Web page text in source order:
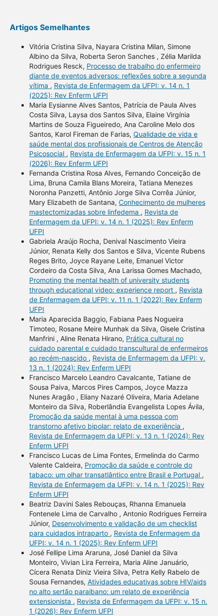
Artigos Semelhantes
Vitória Cristina Silva, Nayara Cristina Milan, Simone
Albino da Silva, Roberta Seron Sanches , Zélia Marilda
Rodrigues Resck, Processo de trabalho do enfermeiro
diante de eventos adversos: reflexões sobre a segunda
vítima , Revista de Enfermagem da UFPI: v. 14 n. 1
(2025): Rev Enferm UFPI
Maria Eysianne Alves Santos, Patrícia de Paula Alves
Costa Silva, Laysa dos Santos Silva, Elaine Virgínia
Martins de Souza Figueiredo, Ana Caroline Melo dos
Santos, Karol Fireman de Farias, Qualidade de vida e
saúde mental dos profissionais de Centros de Atenção
Psicosocial , Revista de Enfermagem da UFPI: v. 15 n. 1
(2026): Rev Enferm UFPI
Fernanda Cristina Rosa Alves, Fernando Conceição de
Lima, Bruna Camila Blans Moreira, Tatiana Menezes
Noronha Panzetti, Antônio Jorge Silva Corrêa Júnior,
Mary Elizabeth de Santana, Conhecimento de mulheres
mastectomizadas sobre linfedema , Revista de
Enfermagem da UFPI: v. 14 n. 1 (2025): Rev Enferm
UFPI
Gabriela Araújo Rocha, Denival Nascimento Vieira
Júnior, Renata Kelly dos Santos e Silva, Vicente Rubens
Reges Brito, Joyce Rayane Leite, Emanuel Victor
Cordeiro da Costa Silva, Ana Larissa Gomes Machado,
Promoting the mental health of university students
through educational video: experience report , Revista
de Enfermagem da UFPI: v. 11 n. 1 (2022): Rev Enferm
UFPI
Maria Aparecida Baggio, Fabiana Paes Nogueira
Timoteo, Rosane Meire Munhak da Silva, Gisele Cristina
Manfrini , Aline Renata Hirano, Prática cultural no
cuidado parental e cuidado transcultural de enfermeiros
ao recém-nascido , Revista de Enfermagem da UFPI: v.
13 n. 1 (2024): Rev Enferm UFPI
Francisco Marcelo Leandro Cavalcante, Tatiane de
Sousa Paiva, Marcos Pires Campos, Joyce Mazza
Nunes Aragão , Eliany Nazaré Oliveira, Maria Adelane
Monteiro da Silva, Roberlândia Evangelista Lopes Ávila,
Promoção da saúde mental à uma pessoa com
transtorno afetivo bipolar: relato de experiência ,
Revista de Enfermagem da UFPI: v. 13 n. 1 (2024): Rev
Enferm UFPI
Francisco Lucas de Lima Fontes, Ermelinda do Carmo
Valente Caldeira, Promoção da saúde e controle do
tabaco: um olhar transatlântico entre Brasil e Portugal ,
Revista de Enfermagem da UFPI: v. 14 n. 1 (2025): Rev
Enferm UFPI
Beatriz Davini Sales Rebouças, Rhanna Emanuela
Fontenele Lima de Carvalho , Antonio Rodrigues Ferreira
Júnior, Desenvolvimento e validação de um checklist
para cuidados intraparto , Revista de Enfermagem da
UFPI: v. 14 n. 1 (2025): Rev Enferm UFPI
José Fellipe Lima Araruna, José Daniel da Silva
Monteiro, Vivian Lira Ferreira, Maria Aline Januário,
Cícera Renata Diniz Vieira Silva, Petra Kelly Rabelo de
Sousa Fernandes, Atividades educativas sobre HIV/aids
no alto sertão paraibano: um relato de experiência
extensionista , Revista de Enfermagem da UFPI: v. 15 n.
1 (2026): Rev Enferm UFPI